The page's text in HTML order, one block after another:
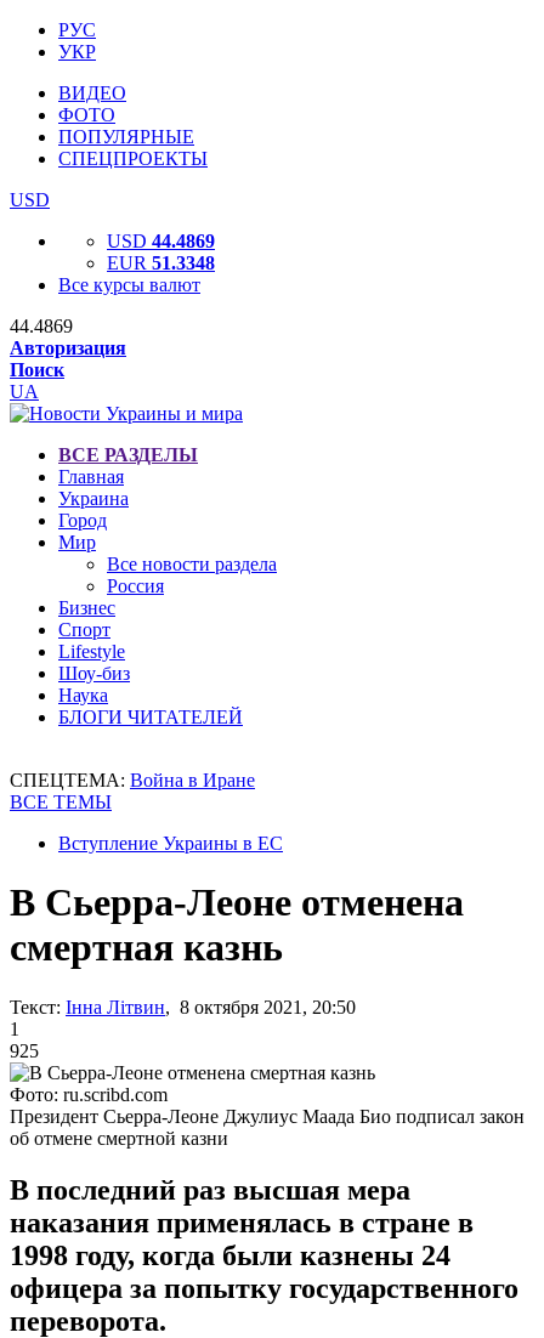
РУС
УКР
ВИДЕО
ФОТО
ПОПУЛЯРНЫЕ
СПЕЦПРОЕКТЫ
USD
USD 44.4869
EUR 51.3348
Все курсы валют
44.4869
Авторизация
Поиск
UA
ВСЕ РАЗДЕЛЫ
Главная
Украина
Город
Мир
Все новости раздела
Россия
Бизнес
Спорт
Lifestyle
Шоу-биз
Наука
БЛОГИ ЧИТАТЕЛЕЙ
СПЕЦТЕМА: Война в Иране
ВСЕ ТЕМЫ
Вступление Украины в ЕС
В Сьерра-Леоне отменена
смертная казнь
Текст: Інна Літвин, 8 октября 2021, 20:50
1
925
Фото: ru.scribd.com
Президент Сьерра-Леоне Джулиус Маада Био подписал закон
об отмене смертной казни
В последний раз высшая мера
наказания применялась в стране в
1998 году, когда были казнены 24
офицера за попытку государственного
переворота.